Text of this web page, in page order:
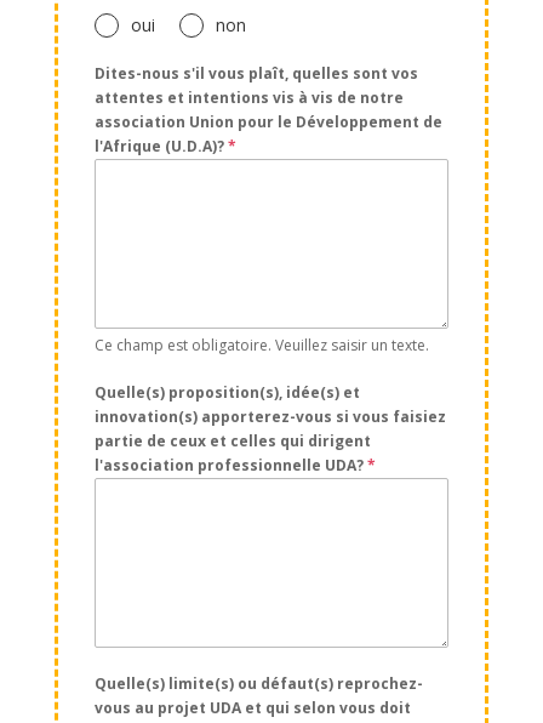
oui non
Dites-nous s'il vous plaît, quelles sont vos
attentes et intentions vis à vis de notre
association Union pour le Développement de
l'Afrique (U.D.A)?*
Ce champ est obligatoire. Veuillez saisir un texte.
Quelle(s) proposition(s), idée(s) et
innovation(s) apporterez-vous si vous faisiez
partie de ceux et celles qui dirigent
l'association professionnelle UDA?*
Quelle(s) limite(s) ou défaut(s) reprochez-
vous au projet UDA et qui selon vous doit